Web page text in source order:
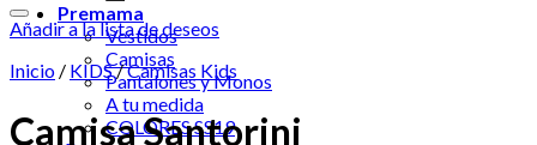
Premama
Vestidos
Camisas
Pantalones y Monos
A tu medida
COLORES SS19
Añadir a la lista de deseos
Inicio / KIDS/Camisas Kids
Camisa Santorini